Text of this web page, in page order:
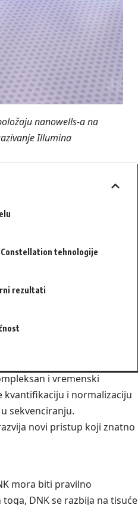
nanowells-a na
Illumina
tehnologije
rezultati
i vremenski
kvantifikaciju i normalizaciju
sekvenciranju.
novi pristup koji znatno
mora biti pravilno
DNK se razbija na tisuće